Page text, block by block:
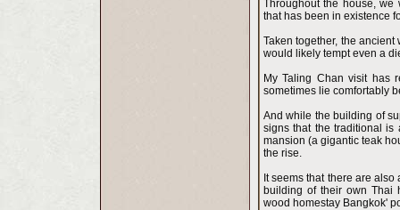
Throughout the house,
that has been in existence
Taken together, the
would likely tempt even a
My Taling Chan visit has
sometimes lie comfortably
And while the building of
signs that the traditional is
mansion (a gigantic teak
the rise.
It seems that there are
building of their own Thai
wood homestay Bangkok'